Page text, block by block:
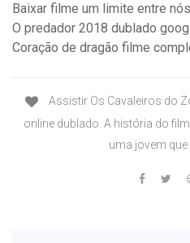
Baixar filme um limite entre
O predador 2018 dublado
Coração de dragão filme
Assistir Os Cavaleiros do
online dublado. A história do
uma jovem que